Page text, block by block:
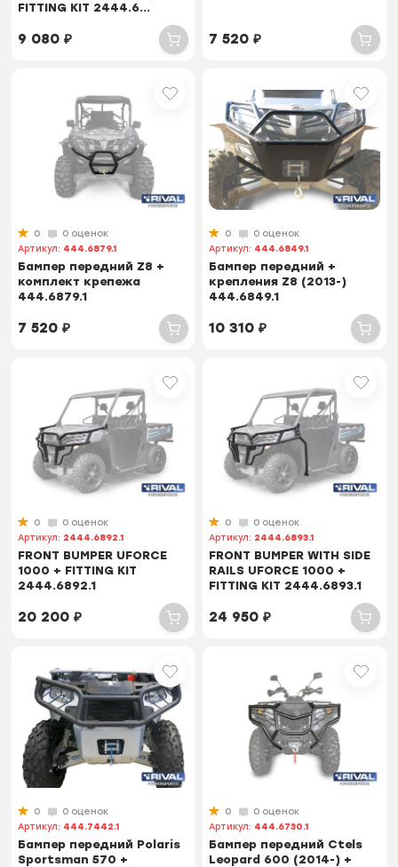
FITTING KIT 2444.6...
9 080₽ 7 520₽
0
0 оценок
Артикул: 444.6879.1
Бампер передний Z8 +
комплект крепежа
444.6879.1
7 520₽
0
0 оценок
Артикул: 444.6849.1
Бампер передний +
крепления Z8 (2013-)
444.6849.1
10 310₽
0
0 оценок
Артикул: 2444.6892.1
FRONT BUMPER UFORCE
1000 + FITTING KIT
2444.6892.1
20 200₽
0
0 оценок
Артикул: 2444.6893.1
FRONT BUMPER WITH SIDE
RAILS UFORCE 1000 +
FITTING KIT 2444.6893.1
24 950₽
0
0 оценок
Артикул: 444.7442.1
Бампер передний Polaris
Sportsman 570 +
0
0 оценок
Артикул: 444.6730.1
Бампер передний Ctels
Leopard 600 (2014-) +